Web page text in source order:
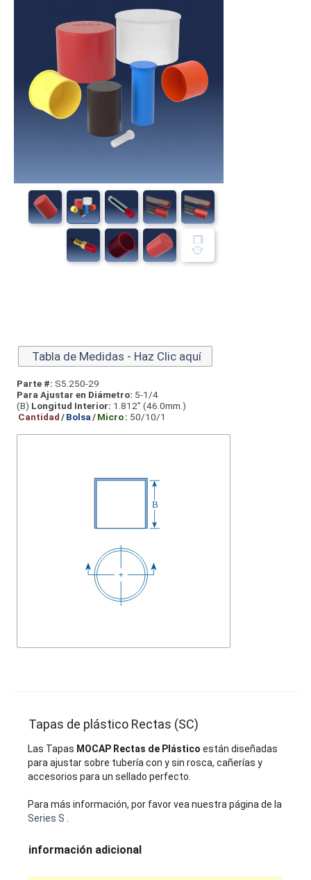
Tabla de Medidas - Haz Clic aquí
Parte #: S5.250-29
Para Ajustar en Diámetro: 5-1/4
(B) Longitud Interior: 1.812” (46.0mm.)
Cantidad/Bolsa/Micro: 50/10/1
Tapas de plástico Rectas (SC)
Las Tapas MOCAP Rectas de Plástico están diseñadas
para ajustar sobre tubería con y sin rosca, cañerías y
accesorios para un sellado perfecto.
Para más información, por favor vea nuestra página de la
Series S
información adicional